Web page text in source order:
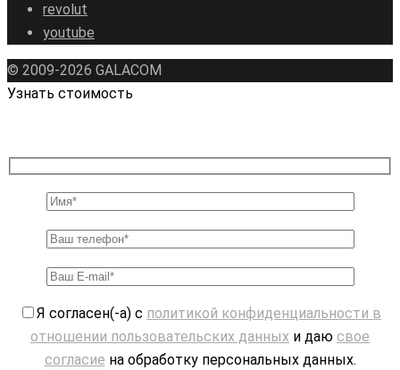
revolut
youtube
© 2009-2026 GALAСOM
Узнать стоимость
Я согласен(-а) с политикой конфиденциальности в
отношении пользовательских данных и даю свое
согласие на обработку персональных данных.